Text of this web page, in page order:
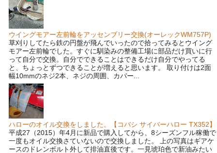
ウイングモアー左前輪をアッセンブリー交換(オーレックWM757P)
草刈りしてたら鉄の円盤が飛んでいったので拾ってみるとウイング
モアー左前輪でした。すぐに馴染みの整備工場に部品だけ買いに行
って自分で交換。自分でできることはできるだけ自分でやってる
と、ちょっとずつできることが増えると思います。 取り付けは2面
幅10mmのネジ2本、ネジの周囲、カバー...
ハローのオイル交換をしました。【コバシ サイバーハロー TX352】
平成27（2015）年4月に新品で購入してから、8シーズンフル稼働で
一度もオイル交換さていないので交換しました。 上の写真はギアケ
ースのドレンボルト外して排油直後です。一見琥珀色で新油みたい